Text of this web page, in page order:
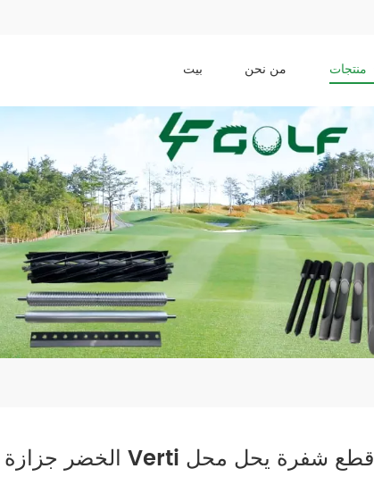
بيت من نحن
الخضر جزازة Verti قطع شفرة يحل محل